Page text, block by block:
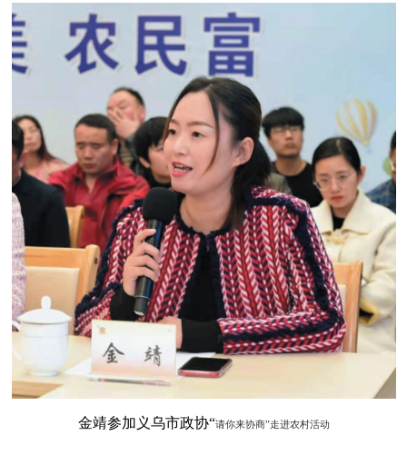
金靖参加义乌市政协“请你来协商”走进农村活动